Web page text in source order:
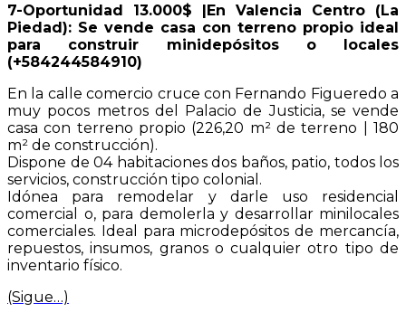
7-Oportunidad 13.000$ |En Valencia Centro (La
Piedad): Se vende casa con terreno propio ideal
para construir minidepósitos o locales
(+584244584910)
En la calle comercio cruce con Fernando Figueredo a
muy pocos metros del Palacio de Justicia, se vende
casa con terreno propio (226,20 m² de terreno | 180
m² de construcción).
Dispone de 04 habitaciones dos baños, patio, todos los
servicios, construcción tipo colonial.
Idónea para remodelar y darle uso residencial
comercial o, para demolerla y desarrollar minilocales
comerciales. Ideal para microdepósitos de mercancía,
repuestos, insumos, granos o cualquier otro tipo de
inventario físico.
(Sigue…)